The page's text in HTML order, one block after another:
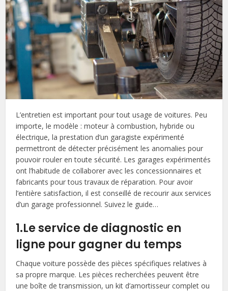
L’entretien est important pour tout usage de voitures. Peu
importe, le modèle : moteur à combustion, hybride ou
électrique, la prestation d’un garagiste expérimenté
permettront de détecter précisément les anomalies pour
pouvoir rouler en toute sécurité. Les garages expérimentés
ont l’habitude de collaborer avec les concessionnaires et
fabricants pour tous travaux de réparation. Pour avoir
l’entière satisfaction, il est conseillé de recourir aux services
d’un garage professionnel. Suivez le guide…
1.Le service de diagnostic en
ligne pour gagner du temps
Chaque voiture possède des pièces spécifiques relatives à
sa propre marque. Les pièces recherchées peuvent être
une boîte de transmission, un kit d’amortisseur complet ou